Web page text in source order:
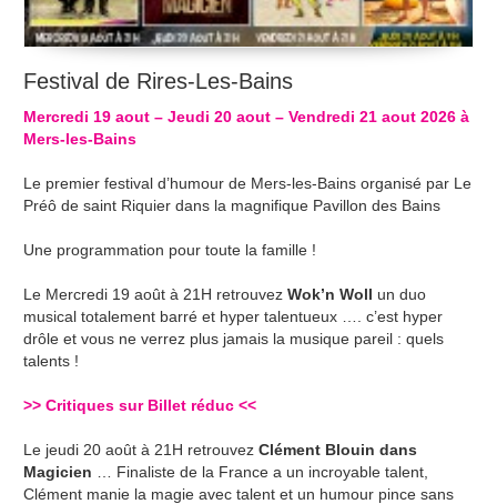
Festival de Rires-Les-Bains
Mercredi 19 aout – Jeudi 20 aout – Vendredi 21 aout 2026 à
Mers-les-Bains
Le premier festival d’humour de Mers-les-Bains organisé par Le
Préô de saint Riquier dans la magnifique Pavillon des Bains
Une programmation pour toute la famille !
Le Mercredi 19 août à 21H retrouvezWok’n Woll un duo
musical totalement barré et hyper talentueux …. c’est hyper
drôle et vous ne verrez plus jamais la musique pareil : quels
talents !
>>Critiques sur Billet réduc <<
Le jeudi 20 août à 21H retrouvezClément Blouin dans
Magicien … Finaliste de la France a un incroyable talent,
Clément manie la magie avec talent et un humour pince sans